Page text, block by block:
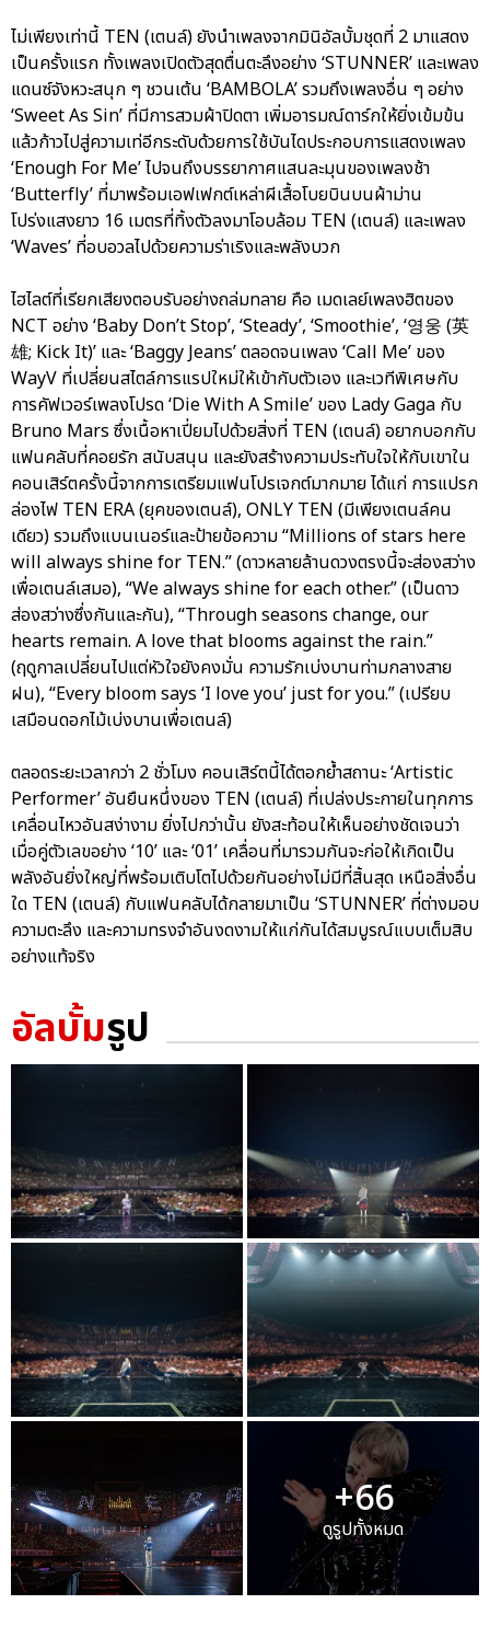
ไม่เพียงเท่านี้ TEN (เตนล์) ยังนำเพลงจากมินิอัลบั้มชุดที่ 2 มาแสดง
เป็นครั้งแรก ทั้งเพลงเปิดตัวสุดตื่นตะลึงอย่าง ‘STUNNER’ และเพลง
แดนซ์จังหวะสนุก ๆ ชวนเต้น ‘BAMBOLA’ รวมถึงเพลงอื่น ๆ อย่าง
‘Sweet As Sin’ ที่มีการสวมผ้าปิดตา เพิ่มอารมณ์ดาร์กให้ยิ่งเข้มข้น
แล้วก้าวไปสู่ความเท่อีกระดับด้วยการใช้บันไดประกอบการแสดงเพลง
‘Enough For Me’ ไปจนถึงบรรยากาศแสนละมุนของเพลงช้า
‘Butterfly’ ที่มาพร้อมเอฟเฟกต์เหล่าผีเสื้อโบยบินบนผ้าม่าน
โปร่งแสงยาว 16 เมตรที่ทิ้งตัวลงมาโอบล้อม TEN (เตนล์) และเพลง
‘Waves’ ที่อบอวลไปด้วยความร่าเริงและพลังบวก
ไฮไลต์ที่เรียกเสียงตอบรับอย่างถล่มทลาย คือ เมดเลย์เพลงฮิตของ
NCT อย่าง ‘Baby Don’t Stop’, ‘Steady’, ‘Smoothie’, ‘영웅 (英
雄; Kick It)’ และ ‘Baggy Jeans’ ตลอดจนเพลง ‘Call Me’ ของ
WayV ที่เปลี่ยนสไตล์การแรปใหม่ให้เข้ากับตัวเอง และเวทีพิเศษกับ
การคัฟเวอร์เพลงโปรด ‘Die With A Smile’ ของ Lady Gaga กับ
Bruno Mars ซึ่งเนื้อหาเปี่ยมไปด้วยสิ่งที่ TEN (เตนล์) อยากบอกกับ
แฟนคลับที่คอยรัก สนับสนุน และยังสร้างความประทับใจให้กับเขาใน
คอนเสิร์ตครั้งนี้จากการเตรียมแฟนโปรเจกต์มากมาย ได้แก่ การแปรก
ล่องไฟ TEN ERA (ยุคของเตนล์), ONLY TEN (มีเพียงเตนล์คน
เดียว) รวมถึงแบนเนอร์และป้ายข้อความ “Millions of stars here
will always shine for TEN.” (ดาวหลายล้านดวงตรงนี้จะส่องสว่าง
เพื่อเตนล์เสมอ), “We always shine for each other.” (เป็นดาว
ส่องสว่างซึ่งกันและกัน), “Through seasons change, our
hearts remain. A love that blooms against the rain.”
(ฤดูกาลเปลี่ยนไปแต่หัวใจยังคงมั่น ความรักเบ่งบานท่ามกลางสาย
ฝน), “Every bloom says ‘I love you’ just for you.” (เปรียบ
เสมือนดอกไม้เบ่งบานเพื่อเตนล์)
ตลอดระยะเวลากว่า 2 ชั่วโมง คอนเสิร์ตนี้ได้ตอกย้ำสถานะ ‘Artistic
Performer’ อันยืนหนึ่งของ TEN (เตนล์) ที่เปล่งประกายในทุกการ
เคลื่อนไหวอันสง่างาม ยิ่งไปกว่านั้น ยังสะท้อนให้เห็นอย่างชัดเจนว่า
เมื่อคู่ตัวเลขอย่าง ‘10’ และ ‘01’ เคลื่อนที่มารวมกันจะก่อให้เกิดเป็น
พลังอันยิ่งใหญ่ที่พร้อมเติบโตไปด้วยกันอย่างไม่มีที่สิ้นสุด เหนือสิ่งอื่น
ใด TEN (เตนล์) กับแฟนคลับได้กลายมาเป็น ‘STUNNER’ ที่ต่างมอบ
ความตะลึง และความทรงจำอันงดงามให้แก่กันได้สมบูรณ์แบบเต็มสิบ
อย่างแท้จริง
อัลบั้มรูป
+66
ดูรูปทั้งหมด